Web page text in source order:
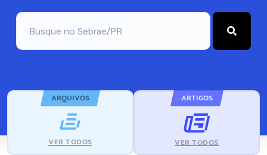
ARQUIVOS
VER TODOS
ARTIGOS
VER TODOS